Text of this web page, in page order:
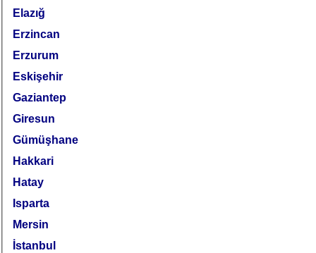
Elazığ
Erzincan
Erzurum
Eskişehir
Gaziantep
Giresun
Gümüşhane
Hakkari
Hatay
Isparta
Mersin
İstanbul